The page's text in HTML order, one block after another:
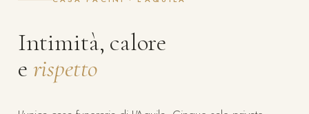
Intimità, calore
e rispetto